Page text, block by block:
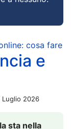
cosa fare
e
Luglio 2026
sta nella